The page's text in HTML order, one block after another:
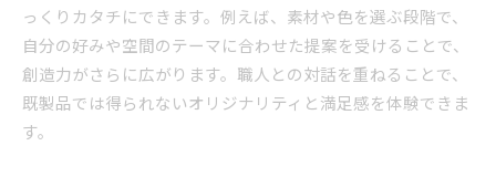
オーダー家具で快適な毎日を創造する方法
暮らしを変える創造力とオーダー家具の関係性
創造力とオーダー家具が暮らしを豊かにする理
由
っくりカタチにできます。例えば、素材や色を選ぶ段階で、
自分の好みや空間のテーマに合わせた提案を受けることで、
創造力がさらに広がります。職人との対話を重ねることで、
既製品では得られないオリジナリティと満足感を体験できま
す。